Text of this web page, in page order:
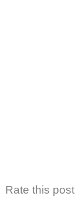
Rate this post